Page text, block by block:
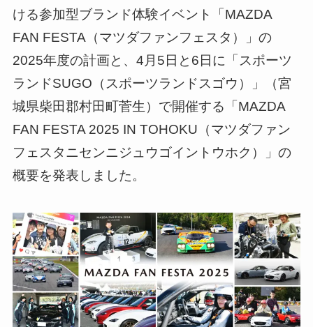
ける参加型ブランド体験イベント「MAZDA
FAN FESTA（マツダファンフェスタ）」の
2025年度の計画と、4月5日と6日に「スポーツ
ランドSUGO（スポーツランドスゴウ）」（宮
城県柴田郡村田町菅生）で開催する「MAZDA
FAN FESTA 2025 IN TOHOKU（マツダファン
フェスタニセンニジュウゴイントウホク）」の
概要を発表しました。